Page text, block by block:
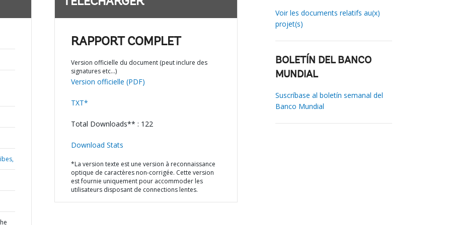
RAPPORT COMPLET
Version officielle du document (peut inclure des
signatures etc…)
Version officielle (PDF)
TXT*
Total Downloads** : 122
Download Stats
*La version texte est une version à reconnaissance
optique de caractères non-corrigée. Cette version
est fournie uniquement pour accommoder les
utilisateurs disposant de connections lentes.
Voir les documents relatifs au(x)
projet(s)
BOLETÍN DEL BANCO
MUNDIAL
Suscríbase al boletín semanal del
Banco Mundial